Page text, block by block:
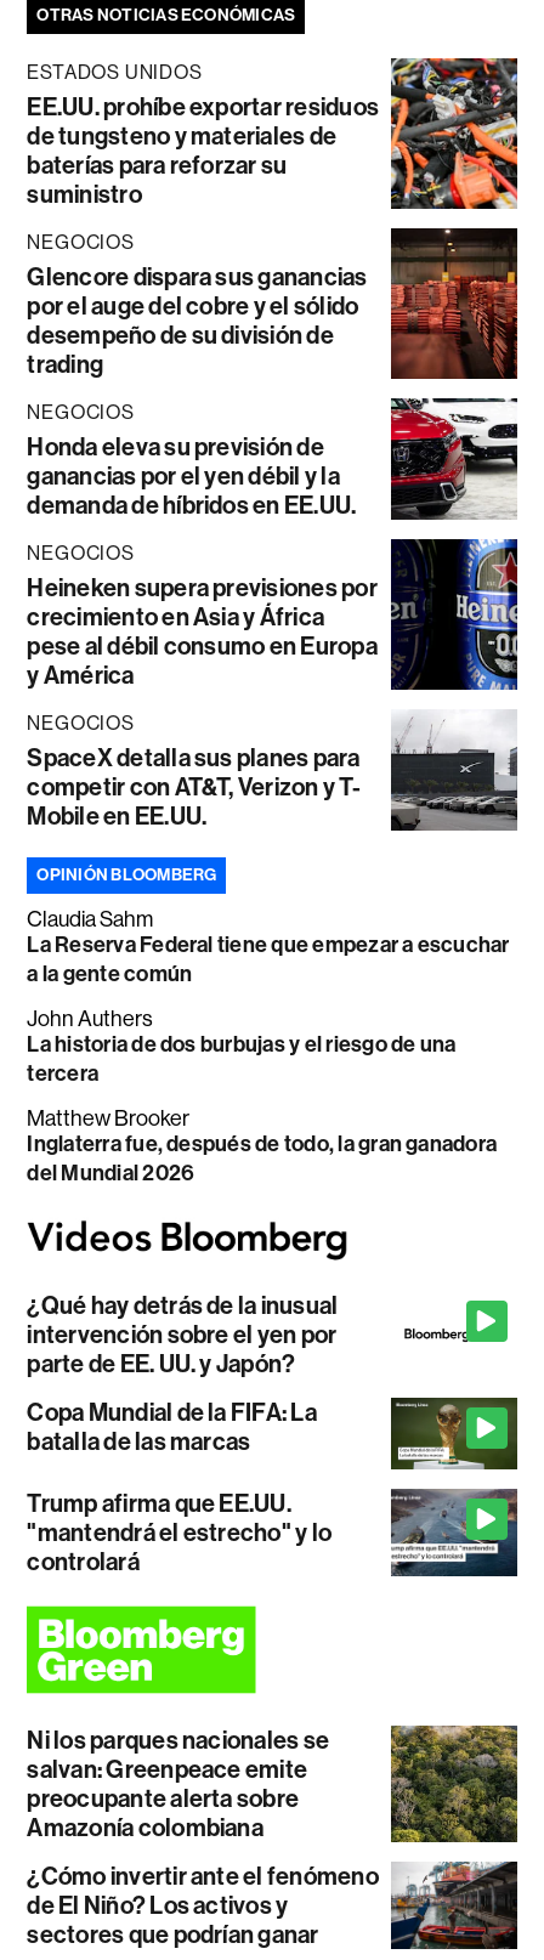
OTRAS NOTICIAS ECONÓMICAS
ESTADOS UNIDOS
EE.UU. prohíbe exportar residuos
de tungsteno y materiales de
baterías para reforzar su
suministro
NEGOCIOS
Glencore dispara sus ganancias
por el auge del cobre y el sólido
desempeño de su división de
trading
NEGOCIOS
Honda eleva su previsión de
ganancias por el yen débil y la
demanda de híbridos en EE.UU.
NEGOCIOS
Heineken supera previsiones por
crecimiento en Asia y África
pese al débil consumo en Europa
y América
NEGOCIOS
SpaceX detalla sus planes para
competir con AT&T, Verizon y T-
Mobile en EE.UU.
OPINIÓN BLOOMBERG
Claudia Sahm
La Reserva Federal tiene que empezar a escuchar
a la gente común
John Authers
La historia de dos burbujas y el riesgo de una
tercera
Matthew Brooker
Inglaterra fue, después de todo, la gran ganadora
del Mundial 2026
¿Qué hay detrás de la inusual
intervención sobre el yen por
parte de EE. UU. y Japón?
Copa Mundial de la FIFA: La
batalla de las marcas
Trump afirma que EE.UU.
"mantendrá el estrecho" y lo
controlará
Ni los parques nacionales se
salvan: Greenpeace emite
preocupante alerta sobre
Amazonía colombiana
¿Cómo invertir ante el fenómeno
de El Niño? Los activos y
sectores que podrían ganar